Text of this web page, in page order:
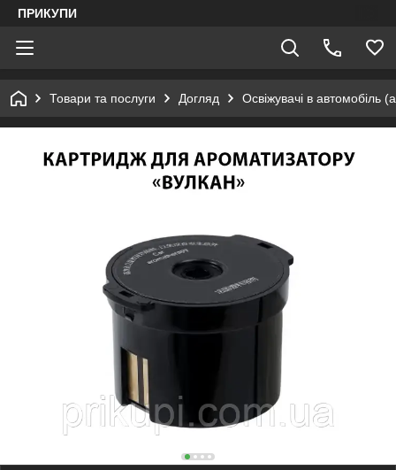
ПРИКУПИ
Товари та послуги Догляд Освіжувачі в автомобіль